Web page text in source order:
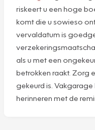
riskeert u een hoge
komt die u sowieso
vervaldatum is
als u met een
betrokken raakt. Zorg
gekeurd is.
herinneren met de